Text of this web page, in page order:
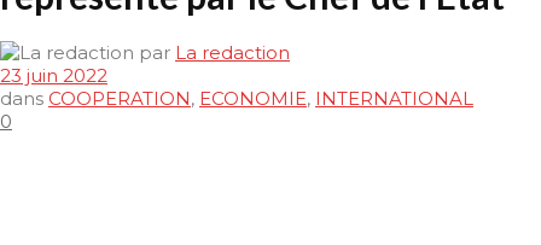
par La redaction
23 juin 2022
dans COOPERATION, ECONOMIE, INTERNATIONAL
0